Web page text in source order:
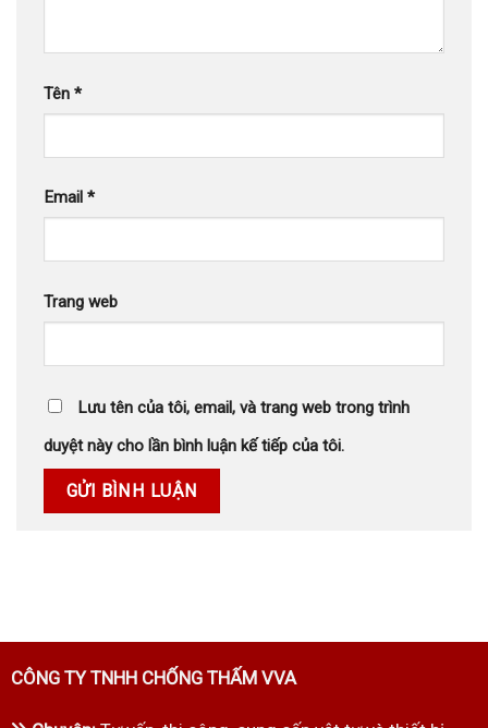
Tên *
Email *
Trang web
Lưu tên của tôi, email, và trang web trong trình
duyệt này cho lần bình luận kế tiếp của tôi.
CÔNG TY TNHH CHỐNG THẤM VVA